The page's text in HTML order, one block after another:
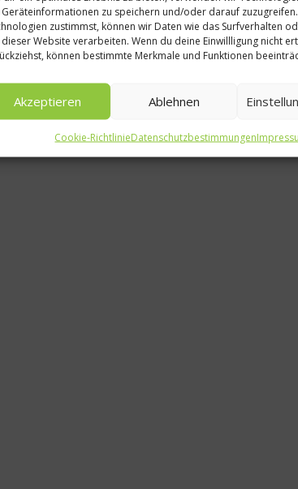
Geräteinformationen zu speichern und/oder darauf
zustimmst, können wir Daten wie das Surfverhalten
dieser Website verarbeiten. Wenn du deine Einwillligung nicht
können bestimmte Merkmale und Funktionen
Akzeptieren Ablehnen
Cookie-RichtlinieDatenschutzbestimmungen